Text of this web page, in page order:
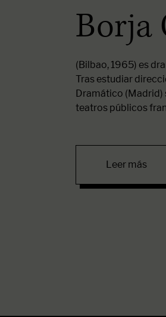
Borja
(Bilbao, 1965) es
Tras estudiar
Dramático (Madrid)
teatros públicos
Leer más